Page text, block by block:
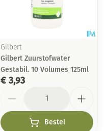
Gilbert
Gilbert Zuurstofwater
Gestabil. 10 Volumes 125ml
€ 3,93
Bestel